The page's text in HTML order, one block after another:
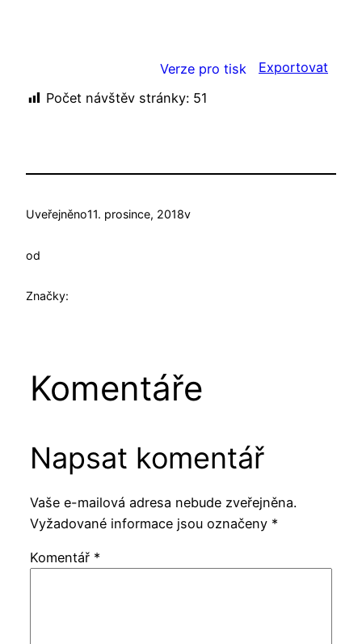
Verze pro tisk
Exportovat
Počet návštěv stránky: 51
Uveřejněno11. prosince, 2018v
od
Značky:
Komentáře
Napsat komentář
Vaše e-mailová adresa nebude zveřejněna.
Vyžadované informace jsou označeny *
Komentář *